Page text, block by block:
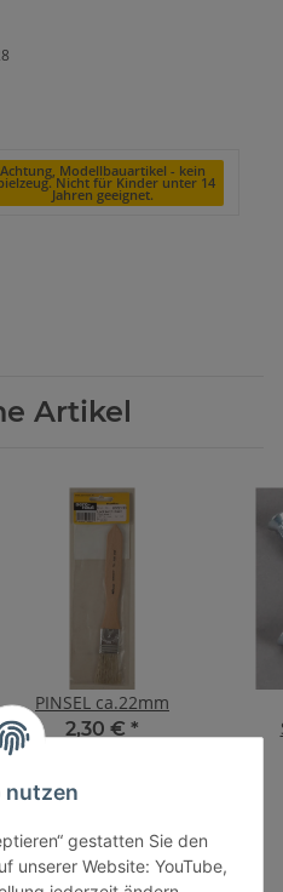
Achtung, Modellbauartikel - kein
Nicht für Kinder unter 14
Jahren geeignet.
Artikel
PINSEL ca.22mm
2,30 € *
nutzen
gestatten Sie den
unserer Website: YouTube,